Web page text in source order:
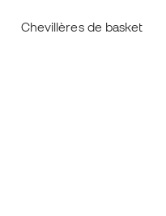
Chevillères de basket